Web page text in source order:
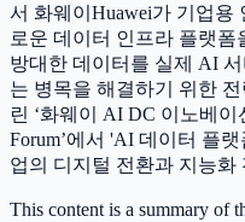
서 화웨이Huawei가 기업용
로운 데이터 인프라 플랫
방대한 데이터를 실제 AI
는 병목을 해결하기 위한
린 ‘화웨이 AI DC 이노베이
Forum’에서 'AI 데이터 플랫
업의 디지털 전환과 지능화
This content is a summary of